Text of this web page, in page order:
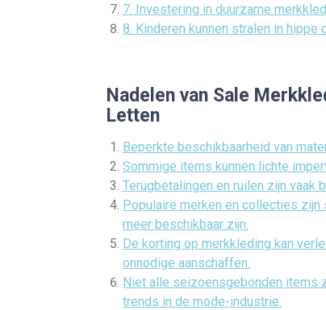
7. Investering in duurzame
8. Kinderen kunnen stralen in
Nadelen van Sale
Letten
Beperkte beschikbaarheid van
Sommige items kunnen lichte
Terugbetalingen en ruilen zijn vaak
Populaire merken en collecties
meer beschikbaar zijn.
De korting op merkkleding kan
onnodige aanschaffen.
Niet alle seizoensgebonden items
trends in de mode-industrie.